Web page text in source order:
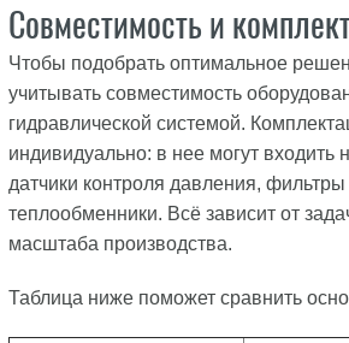
Совместимость и
Чтобы подобрать оптимальное
учитывать совместимость
гидравлической системой.
индивидуально: в нее могут входить
датчики контроля давления, фильтры
теплообменники. Всё зависит от
масштаба производства.
Таблица ниже поможет сравнить